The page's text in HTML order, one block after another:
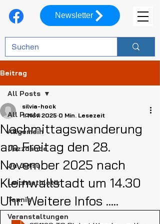
Newsletter
Beitrag
All Posts
Allgemein
Jazzdance
Ju Jutsu
Leichtathletik
Tennis
Veranstaltungen
All Posts
Nachmittagswanderung
am Freitag den 28.
November 2025 nach
Kleinwallstadt um 14.30
Uhr. Weitere Infos .....
silvia-hock
1. Nov. 2025 0 Min. Lesezeit